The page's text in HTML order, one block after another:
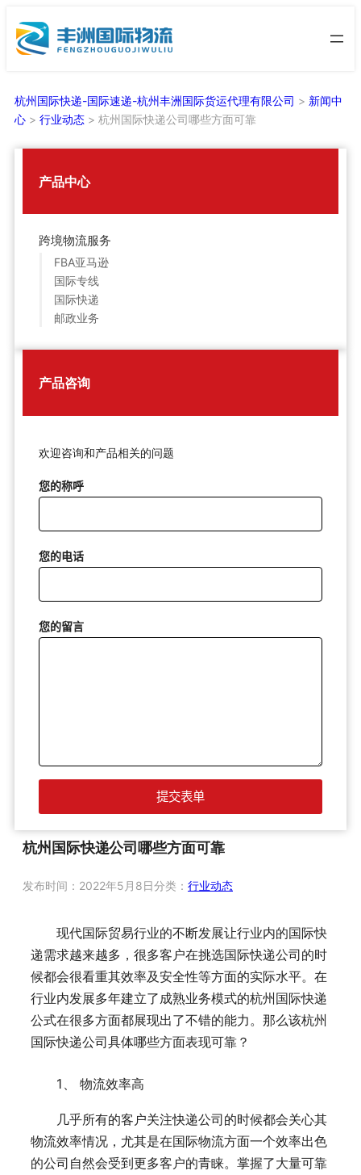
至
杭州国际快递-国际速递-杭州丰洲国际货运代理有限公司 > 新闻中
心 > 行业动态 > 杭州国际快递公司哪些方面可靠
产品中心
跨境物流服务
FBA亚马逊
国际专线
国际快递
邮政业务
产品咨询
欢迎咨询和产品相关的问题
您的称呼
您的电话
您的留言
杭州国际快递公司哪些方面可靠
发布时间： 2022年5月8日分类： 行业动态
现代国际贸易行业的不断发展让行业内的国际快
递需求越来越多，很多客户在挑选国际快递公司的时
候都会很看重其效率及安全性等方面的实际水平。在
行业内发展多年建立了成熟业务模式的杭州国际快递
公式在很多方面都展现出了不错的能力。那么该杭州
国际快递公司具体哪些方面表现可靠？
1、 物流效率高
几乎所有的客户关注快递公司的时候都会关心其
物流效率情况，尤其是在国际物流方面一个效率出色
的公司自然会受到更多客户的青睐。掌握了大量可靠